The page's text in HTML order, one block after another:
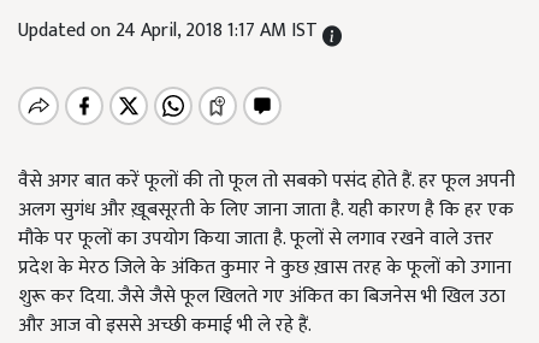
Updated on 24 April, 2018 1:17 AM IST
वैसे अगर बात करें फूलों की तो फूल तो सबको पसंद होते हैं. हर फूल अपनी
अलग सुगंध और ख़ूबसूरती के लिए जाना जाता है. यही कारण है कि हर एक
मौके पर फूलों का उपयोग किया जाता है. फूलों से लगाव रखने वाले उत्तर
प्रदेश के मेरठ जिले के अंकित कुमार ने कुछ ख़ास तरह के फूलों को उगाना
शुरू कर दिया. जैसे जैसे फूल खिलते गए अंकित का बिजनेस भी खिल उठा
और आज वो इससे अच्छी कमाई भी ले रहे हैं.